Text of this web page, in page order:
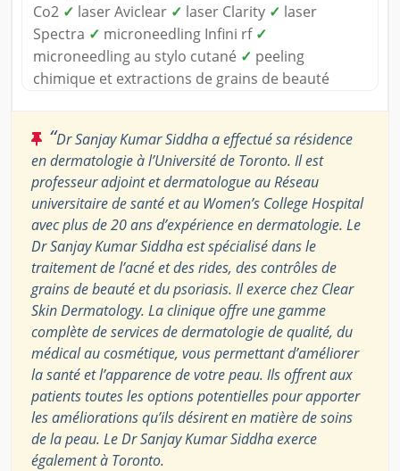
Co2 ✓ laser Aviclear ✓ laser Clarity ✓ laser
Spectra ✓ microneedling Infini rf ✓
microneedling au stylo cutané ✓ peeling
chimique et extractions de grains de beauté
“Dr Sanjay Kumar Siddha a effectué sa résidence
en dermatologie à l’Université de Toronto. Il est
professeur adjoint et dermatologue au Réseau
universitaire de santé et au Women’s College Hospital
avec plus de 20 ans d’expérience en dermatologie. Le
Dr Sanjay Kumar Siddha est spécialisé dans le
traitement de l’acné et des rides, des contrôles de
grains de beauté et du psoriasis. Il exerce chez Clear
Skin Dermatology. La clinique offre une gamme
complète de services de dermatologie de qualité, du
médical au cosmétique, vous permettant d’améliorer
la santé et l’apparence de votre peau. Ils offrent aux
patients toutes les options potentielles pour apporter
les améliorations qu’ils désirent en matière de soins
de la peau. Le Dr Sanjay Kumar Siddha exerce
également à Toronto.